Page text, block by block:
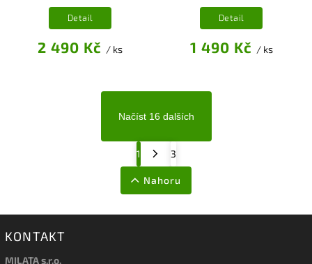
2 490 Kč / ks
Detail
1 490 Kč / ks
Detail
Načíst 16 dalších
1 3
Nahoru
KONTAKT
MILATA s.r.o.